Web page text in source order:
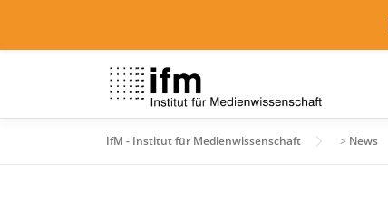
IfM - Institut für Medienwissenschaft > News